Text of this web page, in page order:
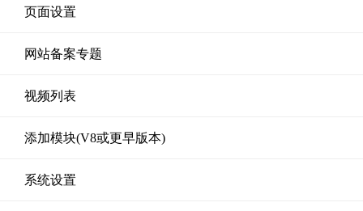
页面设置
网站备案专题
视频列表
添加模块(V8或更早版本)
系统设置